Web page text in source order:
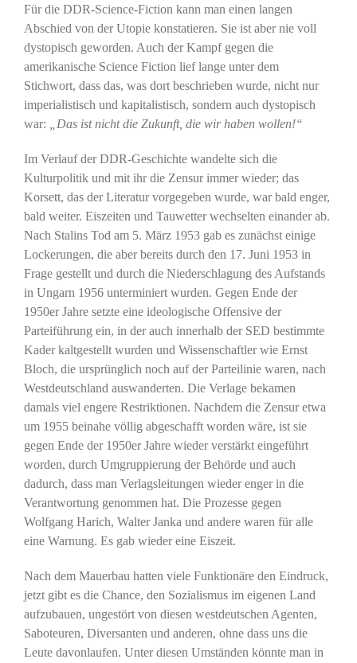
Für die DDR-Science-Fiction kann man einen langen
Abschied von der Utopie konstatieren. Sie ist aber nie voll
dystopisch geworden. Auch der Kampf gegen die
amerikanische Science Fiction lief lange unter dem
Stichwort, dass das, was dort beschrieben wurde, nicht nur
imperialistisch und kapitalistisch, sondern auch dystopisch
war:
„Das ist nicht die Zukunft, die wir haben wollen!“
Im Verlauf der DDR-Geschichte wandelte sich die
Kulturpolitik und mit ihr die Zensur immer wieder; das
Korsett, das der Literatur vorgegeben wurde, war bald enger,
bald weiter. Eiszeiten und Tauwetter wechselten einander ab.
Nach Stalins Tod am 5. März 1953 gab es zunächst einige
Lockerungen, die aber bereits durch den 17. Juni 1953 in
Frage gestellt und durch die Niederschlagung des Aufstands
in Ungarn 1956 unterminiert wurden. Gegen Ende der
1950er Jahre setzte eine ideologische Offensive der
Parteiführung ein, in der auch innerhalb der SED bestimmte
Kader kaltgestellt wurden und Wissenschaftler wie Ernst
Bloch, die ursprünglich noch auf der Parteilinie waren, nach
Westdeutschland auswanderten. Die Verlage bekamen
damals viel engere Restriktionen. Nachdem die Zensur etwa
um 1955 beinahe völlig abgeschafft worden wäre, ist sie
gegen Ende der 1950er Jahre wieder verstärkt eingeführt
worden, durch Umgruppierung der Behörde und auch
dadurch, dass man Verlagsleitungen wieder enger in die
Verantwortung genommen hat. Die Prozesse gegen
Wolfgang Harich, Walter Janka und andere waren für alle
eine Warnung. Es gab wieder eine Eiszeit.
Nach dem Mauerbau hatten viele Funktionäre den Eindruck,
jetzt gibt es die Chance, den Sozialismus im eigenen Land
aufzubauen, ungestört von diesen westdeutschen Agenten,
Saboteuren, Diversanten und anderen, ohne dass uns die
Leute davonlaufen. Unter diesen Umständen könnte man in